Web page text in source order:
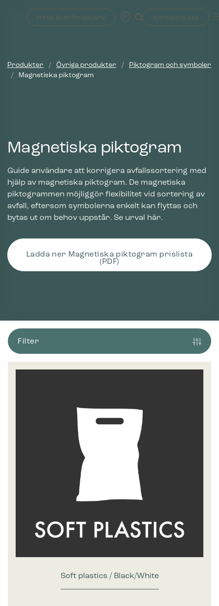
Hitta återförsäljare Kontakta oss
Magnetiska piktogram
Guide användare att korrigera avfallssortering med
hjälp av magnetiska piktogram. De magnetiska
piktogrammen möjliggör flexibilitet vid sortering av
avfall, eftersom symbolerna enkelt kan flyttas och
bytas ut om behov uppstår. Se urval här.
Produkter / Övriga produkter /
Piktogram och symboler
/
Magnetiska piktogram
Ladda ner Magnetiska piktogram prislista
(PDF)
Filter
Soft plastics / Black/White